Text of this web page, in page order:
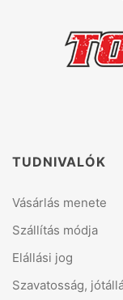
TUDNIVALÓK
Vásárlás menete
Szállítás módja
Elállási jog
Szavatosság,